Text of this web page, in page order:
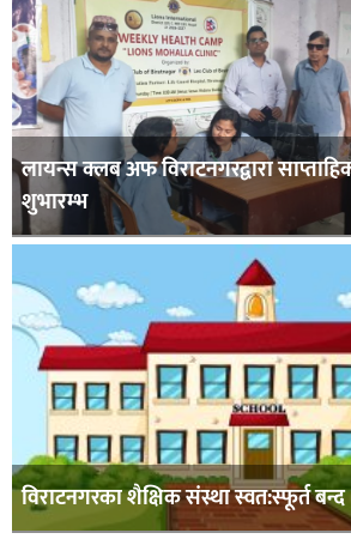
लायन्स क्लब अफ विराटनगरद्वारा
शुभारम्भ
विराटनगरका शैक्षिक संस्था स्वत:स्फूर्त बन्द